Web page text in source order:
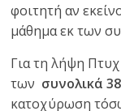
φοιτητή αν
μάθημα εκ των
Για τη λήψη
των συνολικά
κατοχύρωση